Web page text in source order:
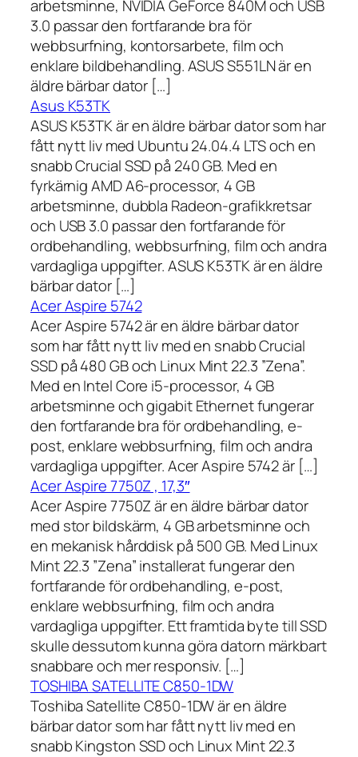
arbetsminne, NVIDIA GeForce 840M och USB
3.0 passar den fortfarande bra för
webbsurfning, kontorsarbete, film och
enklare bildbehandling. ASUS S551LN är en
äldre bärbar dator […]
Asus K53TK
ASUS K53TK är en äldre bärbar dator som har
fått nytt liv med Ubuntu 24.04.4 LTS och en
snabb Crucial SSD på 240 GB. Med en
fyrkärnig AMD A6-processor, 4 GB
arbetsminne, dubbla Radeon-grafikkretsar
och USB 3.0 passar den fortfarande för
ordbehandling, webbsurfning, film och andra
vardagliga uppgifter. ASUS K53TK är en äldre
bärbar dator […]
Acer Aspire 5742
Acer Aspire 5742 är en äldre bärbar dator
som har fått nytt liv med en snabb Crucial
SSD på 480 GB och Linux Mint 22.3 ”Zena”.
Med en Intel Core i5-processor, 4 GB
arbetsminne och gigabit Ethernet fungerar
den fortfarande bra för ordbehandling, e-
post, enklare webbsurfning, film och andra
vardagliga uppgifter. Acer Aspire 5742 är […]
Acer Aspire 7750Z , 17,3″
Acer Aspire 7750Z är en äldre bärbar dator
med stor bildskärm, 4 GB arbetsminne och
en mekanisk hårddisk på 500 GB. Med Linux
Mint 22.3 ”Zena” installerat fungerar den
fortfarande för ordbehandling, e-post,
enklare webbsurfning, film och andra
vardagliga uppgifter. Ett framtida byte till SSD
skulle dessutom kunna göra datorn märkbart
snabbare och mer responsiv. […]
TOSHIBA SATELLITE C850-1DW
Toshiba Satellite C850-1DW är en äldre
bärbar dator som har fått nytt liv med en
snabb Kingston SSD och Linux Mint 22.3